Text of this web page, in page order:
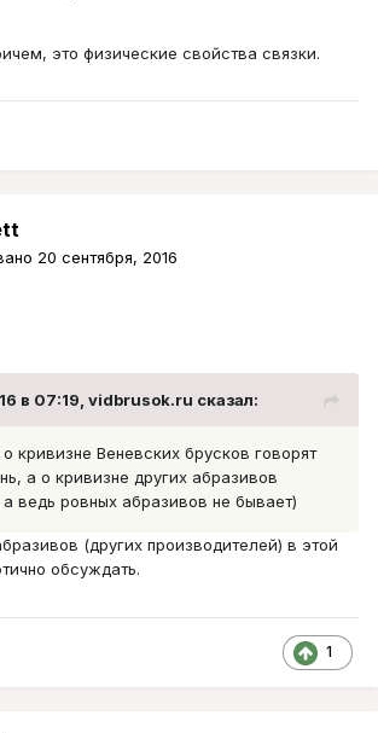
это физические свойства связки.
20 сентября, 2016
в 07:19, vidbrusok.ru сказал:
кривизне Веневских брусков говорят
а о кривизне других абразивов
а ведь ровных абразивов не бывает)
(других производителей) в этой
обсуждать.
1